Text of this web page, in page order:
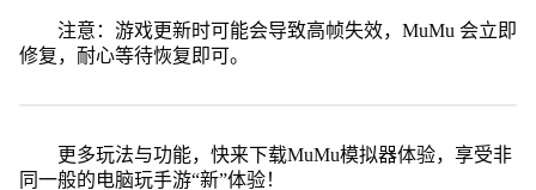
注意：游戏更新时可能会导致高帧失效，MuMu 会立即
修复，耐心等待恢复即可。
更多玩法与功能，快来下载MuMu模拟器体验，享受非
同一般的电脑玩手游“新”体验！